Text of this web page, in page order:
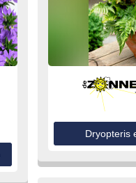
Dryopteris